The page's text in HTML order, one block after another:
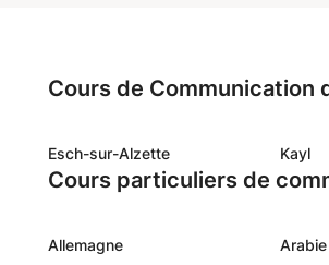
avec
très
Cours de Communication
Esch-sur-Alzette Kayl
Cours particuliers de
Allemagne